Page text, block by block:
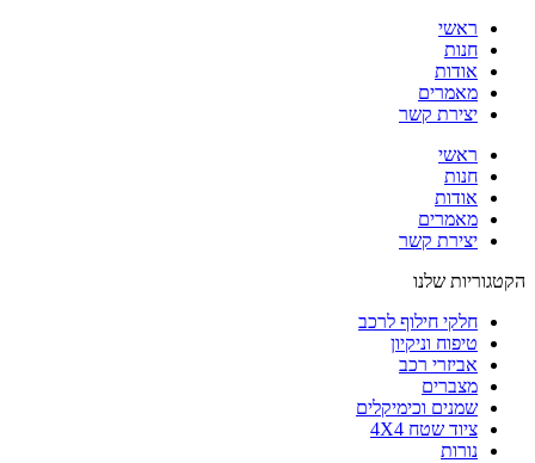
ראשי
חנות
אודות
מאמרים
יצירת קשר
ראשי
חנות
אודות
מאמרים
יצירת קשר
הקטגוריות שלנו
חלקי חילוף לרכב
טיפוח וניקיון
אביזרי רכב
מצברים
שמנים וכימיקלים
ציוד שטח 4X4
נורות